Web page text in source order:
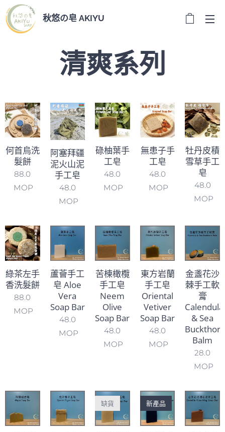
秋悠の皂 AKIYU
清爽系列
何首烏洗
髮餅
88.0
MOP
阿塞拜疆
泥火山泥
手工皂
48.0
MOP
碌柚葉手
工皂
48.0
MOP
無患子手
工皂
48.0
MOP
牡丹皮積
雪草手工
皂
48.0
MOP
綠茶左手
香洗髮餅
88.0
MOP
蘆薈手工
皂 Aloe
Vera
Soap Bar
48.0
MOP
苦楝橄欖
手工皂
Neem
Olive
Soap Bar
48.0
MOP
東方岩蘭
手工皂
Oriental
Vetiver
Soap Bar
48.0
MOP
金盞花沙
棘手工軟
膏
Calendula
& Sea
Balm
28.0
MOP
缺貨 新產品